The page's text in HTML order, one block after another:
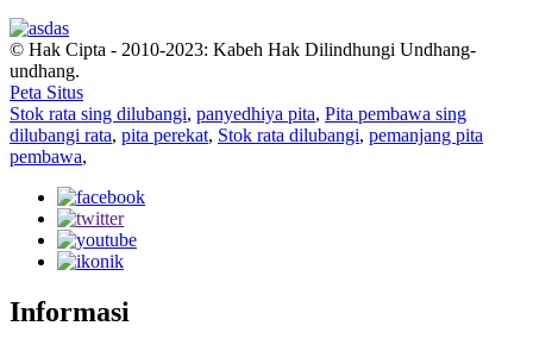
© Hak Cipta - 2010-2023: Kabeh Hak Dilindhungi Undhang-
undhang.
Peta Situs
Stok rata sing dilubangi, panyedhiya pita, Pita pembawa sing
dilubangi rata, pita perekat, Stok rata dilubangi, pemanjang pita
pembawa,
Informasi